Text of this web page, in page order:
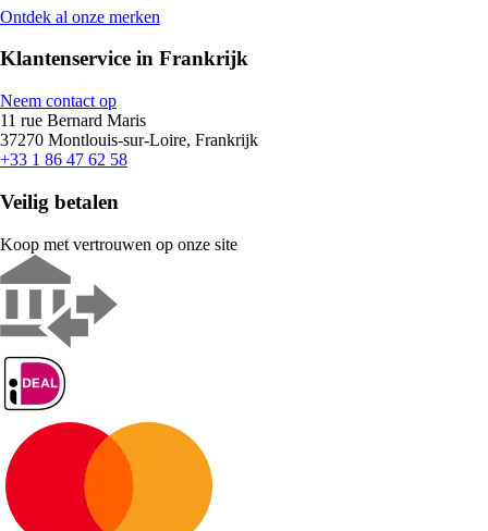
Ontdek al onze merken
Klantenservice in Frankrijk
Neem contact op
11 rue Bernard Maris
37270 Montlouis-sur-Loire, Frankrijk
+33 1 86 47 62 58
Veilig betalen
Koop met vertrouwen op onze site